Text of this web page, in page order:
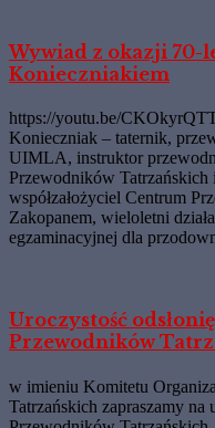
Wywiad z okazji 70-
Konieczniakiem
https://youtu.be/
Konieczniak – taternik,
UIMLA, instruktor
Przewodników
współzałożyciel Centrum
Zakopanem, wieloletni
egzaminacyjnej dla
Uroczystość
Przewodników
w imieniu Komitetu
Tatrzańskich zapraszamy na